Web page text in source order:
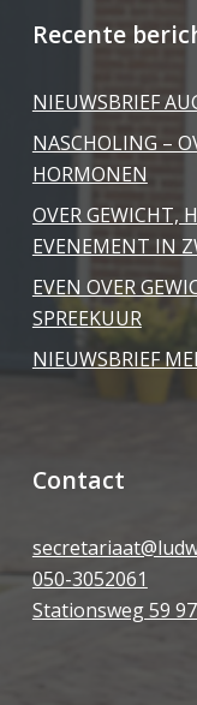
Recente
NIEUWSBRIEF
NASCHOLING –
HORMONEN
OVER GEWICHT,
EVENEMENT IN
EVEN OVER
SPREEKUUR
NIEUWSBRIEF MEI
Contact
050-3052061
Stationsweg 59